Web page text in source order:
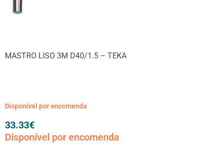
MASTRO LISO 3M D40/1.5 – TEKA
Disponível por encomenda
33.33€
Disponível por encomenda